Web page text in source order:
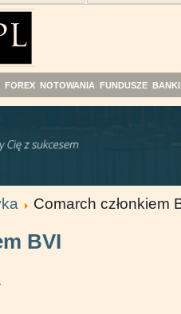
FOREX NOTOWANIA FUNDUSZE BANKI
Comarch członkiem
BVI